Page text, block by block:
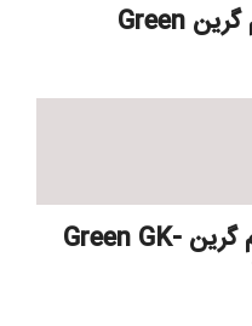
امتیاز عملکرد کیبورد با سیم گرین Green
مشخصات کیبورد با سیم گرین Green GK-